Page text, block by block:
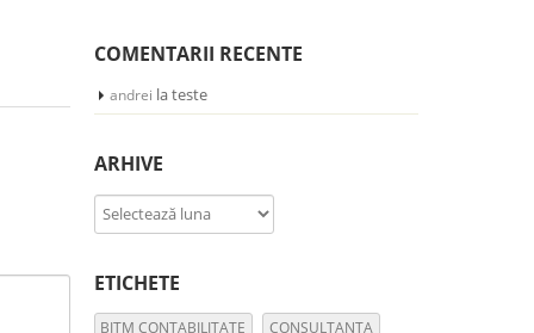
COMENTARII RECENTE
andrei lateste
ARHIVE
Arhive
ETICHETE
BITM CONTABILITATE CONSULTANTA